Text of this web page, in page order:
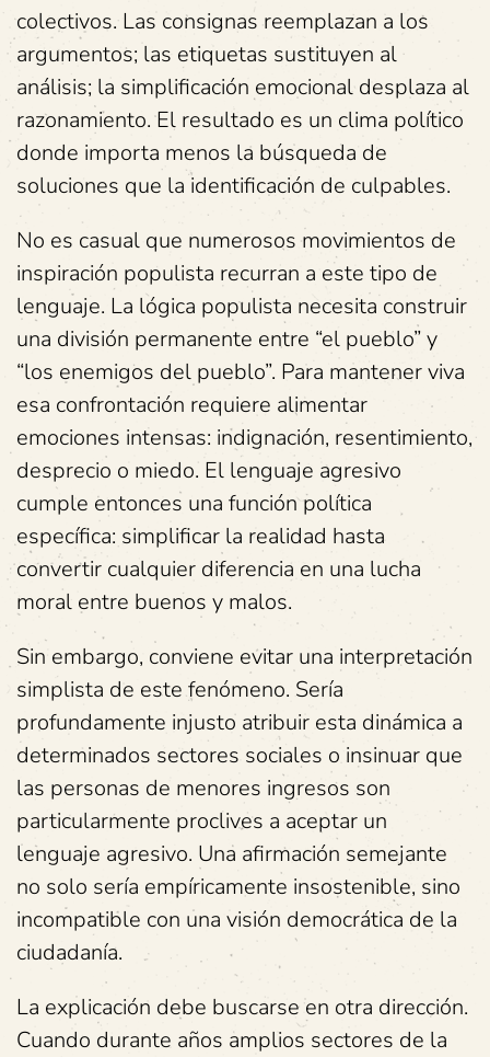
colectivos. Las consignas reemplazan a los
argumentos; las etiquetas sustituyen al
análisis; la simplificación emocional desplaza al
razonamiento. El resultado es un clima político
donde importa menos la búsqueda de
soluciones que la identificación de culpables.
No es casual que numerosos movimientos de
inspiración populista recurran a este tipo de
lenguaje. La lógica populista necesita construir
una división permanente entre “el pueblo” y
“los enemigos del pueblo”. Para mantener viva
esa confrontación requiere alimentar
emociones intensas: indignación, resentimiento,
desprecio o miedo. El lenguaje agresivo
cumple entonces una función política
específica: simplificar la realidad hasta
convertir cualquier diferencia en una lucha
moral entre buenos y malos.
Sin embargo, conviene evitar una interpretación
simplista de este fenómeno. Sería
profundamente injusto atribuir esta dinámica a
determinados sectores sociales o insinuar que
las personas de menores ingresos son
particularmente proclives a aceptar un
lenguaje agresivo. Una afirmación semejante
no solo sería empíricamente insostenible, sino
incompatible con una visión democrática de la
ciudadanía.
La explicación debe buscarse en otra dirección.
Cuando durante años amplios sectores de la